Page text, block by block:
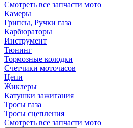
Смотреть все запчасти мото
Камеры
Грипсы, Ручки газа
Карбюраторы
Инструмент
Тюнинг
Тормозные колодки
Счетчики моточасов
Цепи
Жиклеры
Катушки зажигания
Тросы газа
Тросы сцепления
Смотреть все запчасти мото